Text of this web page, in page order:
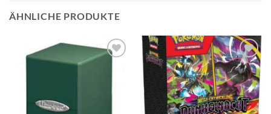
ÄHNLICHE PRODUKTE
Auf die
Wunschliste